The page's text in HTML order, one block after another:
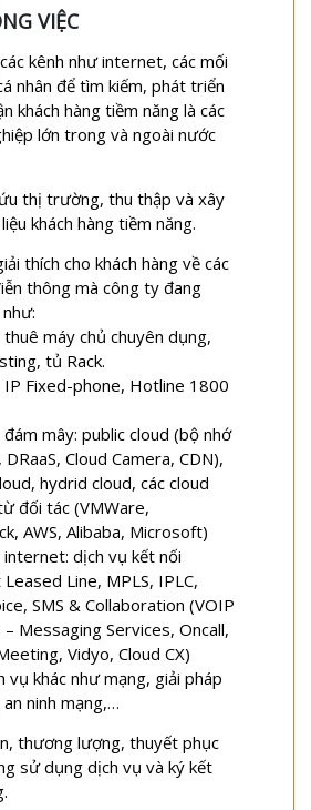
VIỆC
kênh như internet, các mối
nhân để tìm kiếm, phát triển
khách hàng tiềm năng là các
lớn trong và ngoài nước
thị trường, thu thập và xây
khách hàng tiềm năng.
thích cho khách hàng về các
thông mà công ty đang
máy chủ chuyên dụng,
tủ Rack.
IP Fixed-phone, Hotline 1800
mây: public cloud (bộ nhớ
DRaaS, Cloud Camera, CDN),
hydrid cloud, các cloud
đối tác (VMWare,
AWS, Alibaba, Microsoft)
internet: dịch vụ kết nối
Line, MPLS, IPLC,
SMS & Collaboration (VOIP
Messaging Services, Oncall,
Vidyo, Cloud CX)
vụ khác như mạng, giải pháp
ninh mạng,…
thương lượng, thuyết phục
sử dụng dịch vụ và ký kết